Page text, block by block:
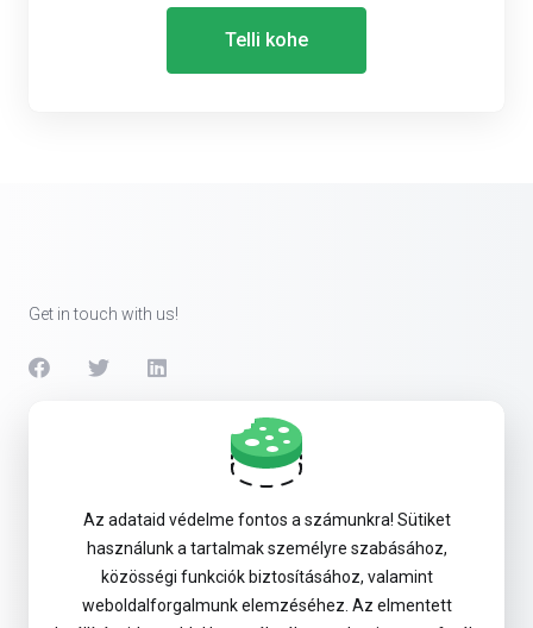
Telli kohe
Get in touch with us!
Company
Az adataid védelme fontos a számunkra! Sütiket
használunk a tartalmak személyre szabásához,
közösségi funkciók biztosításához, valamint
weboldalforgalmunk elemzéséhez. Az elmentett